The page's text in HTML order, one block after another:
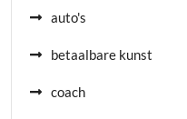
auto's
betaalbare kunst
coach